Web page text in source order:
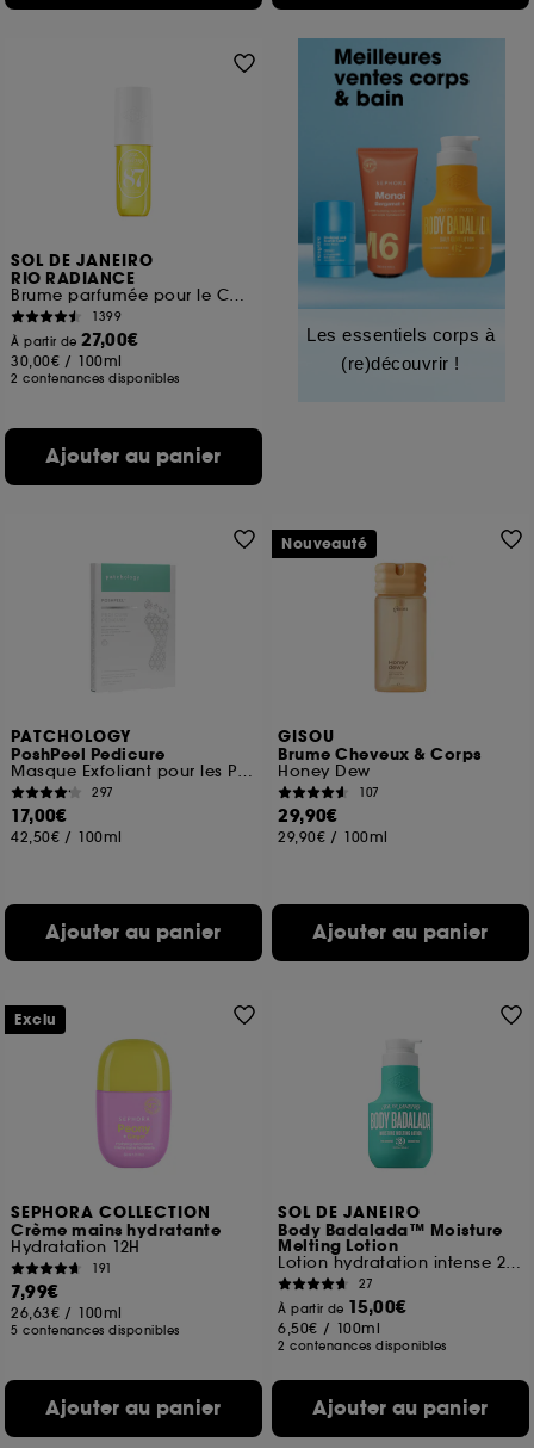
SOL DE JANEIRO
RIO RADIANCE
Brume parfumée pour le Corps et les cheveux
1399
À partir de27,00€
30,00€ / 100ml
2 contenances disponibles
Ajouter au panier
Les essentiels corps à
(re)découvrir !
PATCHOLOGY
PoshPeel Pedicure
Masque Exfoliant pour les Pieds
297
17,00€
42,50€ / 100ml
Ajouter au panier
GISOU
Brume Cheveux & Corps
Honey Dew
107
29,90€
29,90€ / 100ml
Ajouter au panier
Nouveauté
SEPHORA COLLECTION
Crème mains hydratante
Hydratation 12H
191
7,99€
26,63€ / 100ml
5 contenances disponibles
Ajouter au panier
Exclu
SOL DE JANEIRO
Body Badalada™ Moisture
Melting Lotion
Lotion hydratation intense 24h
27
À partir de 15,00€
6,50€ / 100ml
2 contenances disponibles
Ajouter au panier